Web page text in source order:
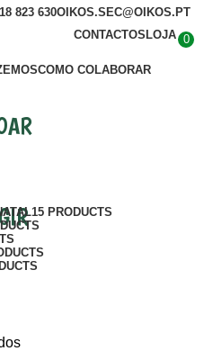
823 630OIKOS.SEC@OIKOS.PT
CONTACTOS LOJA 0
COMO COLABORAR
15 PRODUCTS